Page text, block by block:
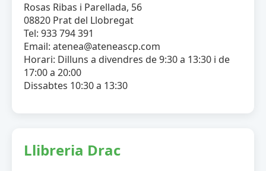
Rosas Ribas i Parellada, 56
08820 Prat del Llobregat
Tel: 933 794 391
Email: atenea@ateneascp.com
Horari: Dilluns a divendres de 9:30 a 13:30 i de
17:00 a 20:00
Dissabtes 10:30 a 13:30
Llibreria Drac